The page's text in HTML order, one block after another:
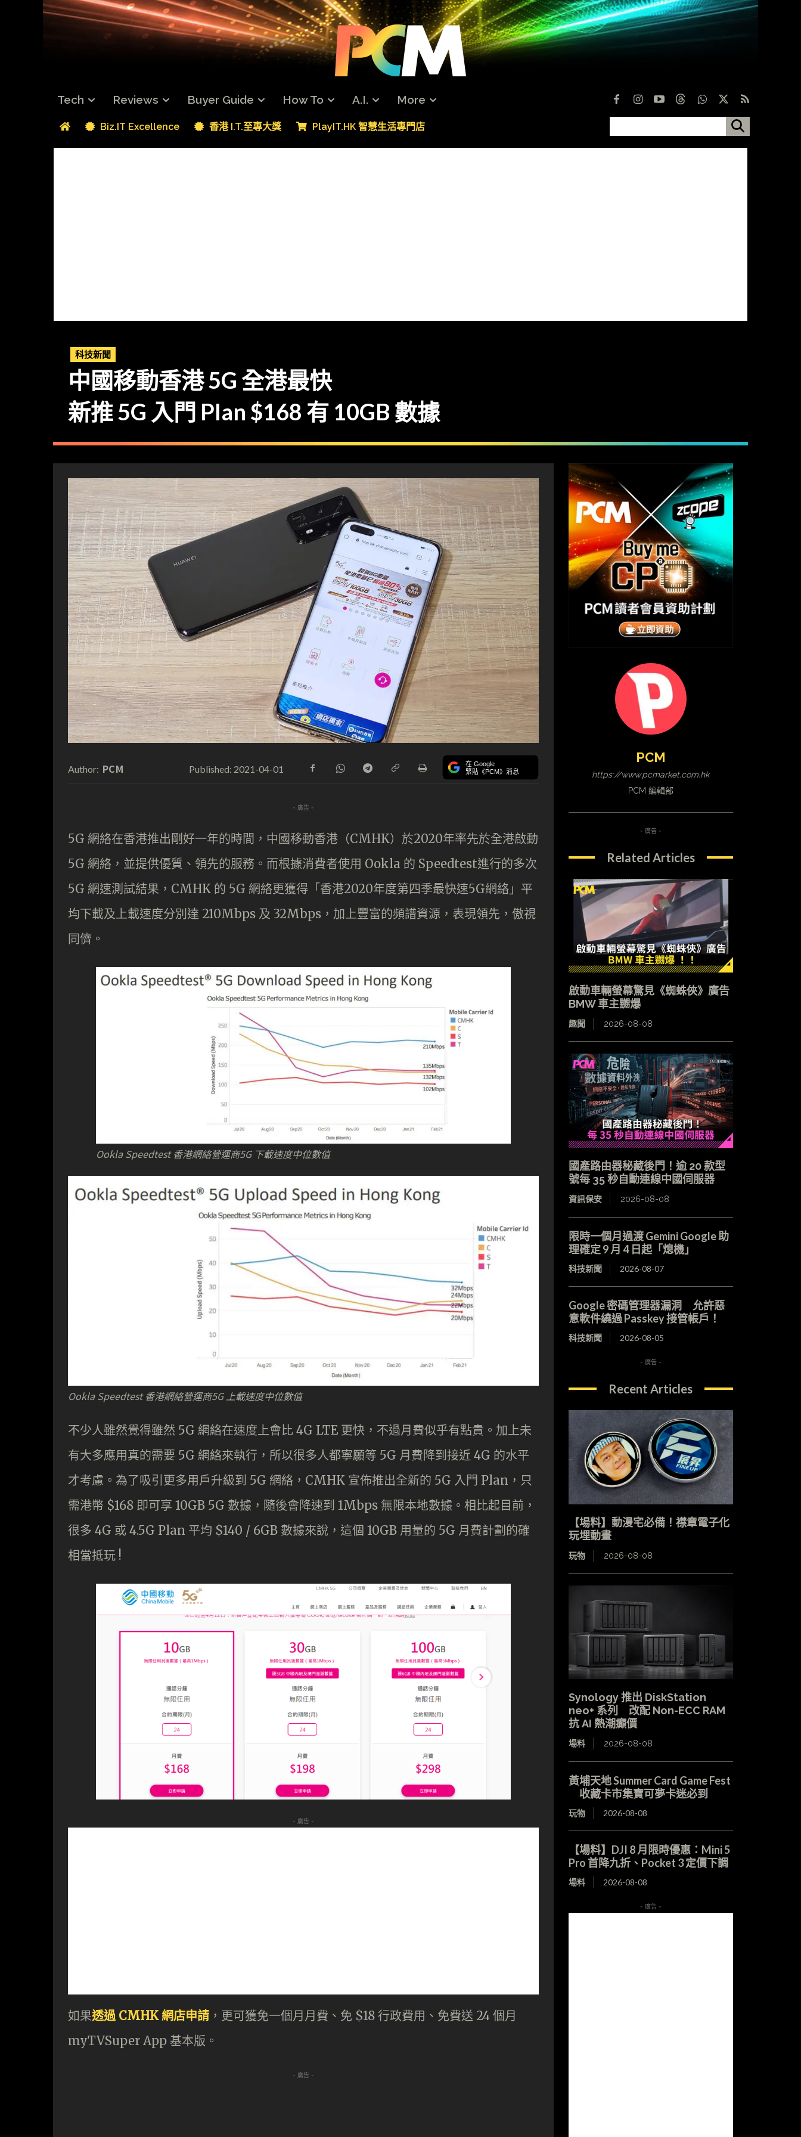
Tech Reviews Buyer Guide How To A.I. More
Biz.IT Excellence 香港 I.T.至專大獎 PlayIT.HK 智慧生活專門店
科技新聞
中國移動香港 5G 全港最快
新推 5G 入門 Plan $168 有 10GB 數據
Author: PCM Published: 2021-04-01 在 Google
緊貼《PCM》消息
- 廣告 -
5G 網絡在香港推出剛好一年的時間，中國移動香港（CMHK）於2020年率先於全港啟動
5G 網絡，並提供優質、領先的服務。而根據消費者使用 Ookla 的 Speedtest進行的多次
5G 網速測試結果，CMHK 的 5G 網絡更獲得「香港2020年度第四季最快速5G網絡」平
均下載及上載速度分別達 210Mbps 及 32Mbps，加上豐富的頻譜資源，表現領先，傲視
同儕。
Ookla Speedtest 香港網絡營運商5G 下載速度中位數值
Ookla Speedtest 香港網絡營運商5G 上載速度中位數值
不少人雖然覺得雖然 5G 網絡在速度上會比 4G LTE 更快，不過月費似乎有點貴。加上未
有大多應用真的需要 5G 網絡來執行，所以很多人都寧願等 5G 月費降到接近 4G 的水平
才考慮。為了吸引更多用戶升級到 5G 網絡，CMHK 宣佈推出全新的 5G 入門 Plan，只
需港幣 $168 即可享 10GB 5G 數據，隨後會降速到 1Mbps 無限本地數據。相比起目前，
很多 4G 或 4.5G Plan 平均 $140 / 6GB 數據來說，這個 10GB 用量的 5G 月費計劃的確
相當抵玩 !
- 廣告 -
如果透過 CMHK 網店申請 ，更可獲免一個月月費、免 $18 行政費用、免費送 24 個月
myTVSuper App 基本版。
- 廣告 -
PCM
https://www.pcmarket.com.hk
PCM 編輯部
- 廣告 -
Related Articles
啟動車輛螢幕驚見《蜘蛛俠》廣告
BMW 車主嬲爆
趣聞 2026-08-08
國產路由器秘藏後門！逾 20 款型
號每 35 秒自動連線中國伺服器
資訊保安 2026-08-08
限時一個月過渡 Gemini Google 助
理確定 9 月 4 日起「熄機」
科技新聞 2026-08-07
Google 密碼管理器漏洞 允許惡
意軟件繞過 Passkey 接管帳戶！
科技新聞 2026-08-05
- 廣告 -
Recent Articles
【場料】動漫宅必備！襟章電子化
玩埋動畫
玩物 2026-08-08
Synology 推出 DiskStation
neo+ 系列 改配 Non-ECC RAM
抗 AI 熱潮癲價
場料 2026-08-08
黃埔天地 Summer Card Game Fest
收藏卡市集寶可夢卡迷必到
玩物 2026-08-08
【場料】DJI 8 月限時優惠：Mini 5
Pro 首降九折、Pocket 3 定價下調
場料 2026-08-08
- 廣告 -